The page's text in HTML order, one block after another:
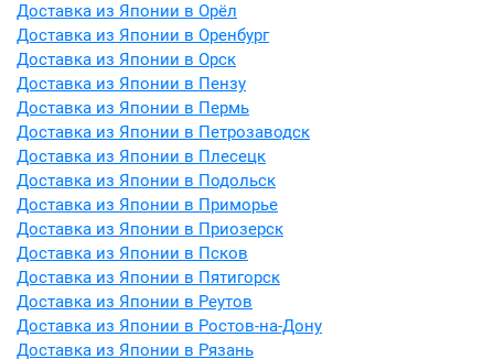
Доставка из Японии в Орёл
Доставка из Японии в Оренбург
Доставка из Японии в Орск
Доставка из Японии в Пензу
Доставка из Японии в Пермь
Доставка из Японии в Петрозаводск
Доставка из Японии в Плесецк
Доставка из Японии в Подольск
Доставка из Японии в Приморье
Доставка из Японии в Приозерск
Доставка из Японии в Псков
Доставка из Японии в Пятигорск
Доставка из Японии в Реутов
Доставка из Японии в Ростов-на-Дону
Доставка из Японии в Рязань